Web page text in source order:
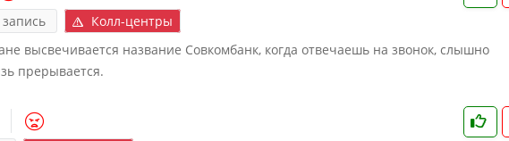
Колл-центры
высвечивается название Совкомбанк, когда отвечаешь на звонок, слышно
прерывается.